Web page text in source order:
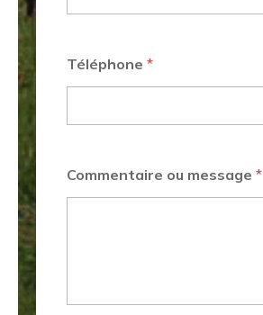
Téléphone*
Commentaire ou message*